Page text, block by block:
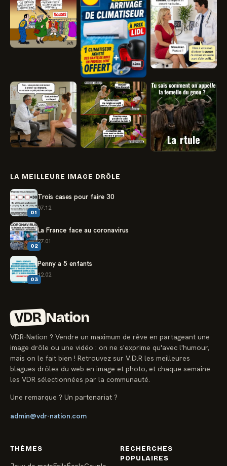
LA MEILLEURE IMAGE DRÔLE
01
Trois cases pour faire 30
07.12
02
La France face au coronavirus
27.01
03
Penny a 5 enfants
12.02
VDR Nation
VDR-Nation ? Vendre un maximum de rêve en partageant une
image drôle ou une vidéo : on ne s'exprime qu'avec l'humour,
mais on le fait bien ! Retrouvez sur V.D.R les meilleures
blagues drôles du web en image et photo, et chaque semaine
les VDR sélectionnées par la communauté.
Une remarque ? Un partenariat ?
admin@vdr-nation.com
THÈMES
RECHERCHES
POPULAIRES